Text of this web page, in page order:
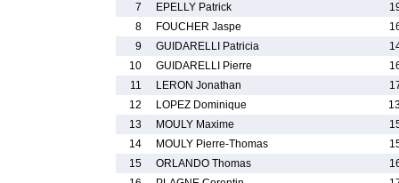
7
EPELLY Patrick
8
FOUCHER Jaspe
9
GUIDARELLI Patricia
10
GUIDARELLI Pierre
11
LERON Jonathan
12
LOPEZ Dominique
13
MOULY Maxime
14
MOULY Pierre-Thomas
15
ORLANDO Thomas